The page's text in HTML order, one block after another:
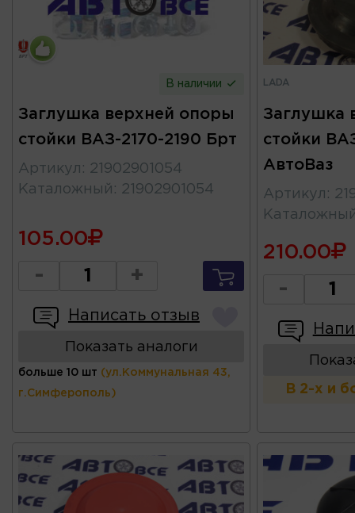
В наличии
Заглушка верхней опоры
стойки ВАЗ-2170-2190 Брт
Артикул : 21902901054
Каталожный : 21902901054
105.00
- +
Написать отзыв
Показать аналоги
больше 10 шт (ул.Коммунальная 43,
г.Симферополь)
LADA
Заглушка
стойки
АвтоВаз
Артикул :
210.00
-
В 2-х и